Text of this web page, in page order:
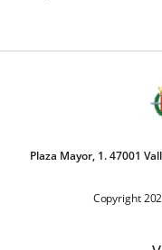
Plaza Mayor, 1. 47001
Copyright